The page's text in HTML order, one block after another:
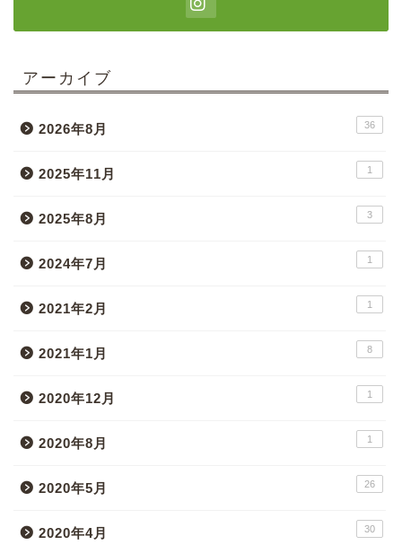
アーカイブ
2026年8月 36
2025年11月 1
2025年8月 3
2024年7月 1
2021年2月 1
2021年1月 8
2020年12月 1
2020年8月 1
2020年5月 26
2020年4月 30